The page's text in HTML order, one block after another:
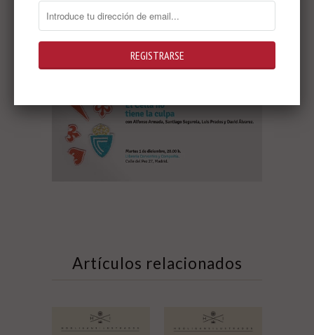
hecho una pedazo portada del Celta)
Artículos relacionados